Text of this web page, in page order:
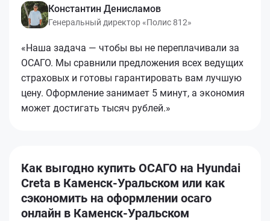
Константин Денисламов
Генеральный директор «Полис 812»
«Наша задача — чтобы вы не переплачивали за
ОСАГО. Мы сравнили предложения всех ведущих
страховых и готовы гарантировать вам лучшую
цену. Оформление занимает 5 минут, а экономия
может достигать тысяч рублей.»
Как выгодно купить ОСАГО на Hyundai
Creta в Каменск-Уральском или как
сэкономить на оформлении осаго
онлайн в Каменск-Уральском